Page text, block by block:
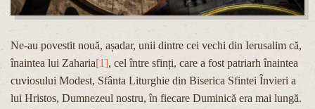
Ne-au povestit nouă, așadar, unii dintre cei vechi din Ierusalim că,
înaintea lui Zaharia[1], cel între sfinți, care a fost patriarh înaintea
cuviosului Modest, Sfânta Liturghie din Biserica Sfintei Învieri a
lui Hristos, Dumnezeul nostru, în fiecare Duminică era mai lungă.